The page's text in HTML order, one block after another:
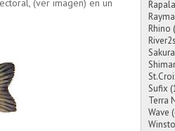
(ver imagen) en un
Rapala
Rhino
Sakura
Sufix
Terra
Wave